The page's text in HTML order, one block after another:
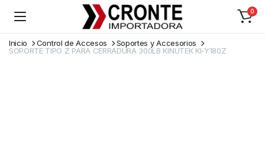
0
Inicio Control de Accesos
Soportes y Accesorios
SOPORTE TIPO Z PARA CERRADURA 300LB KINUTEK KI-Y180Z